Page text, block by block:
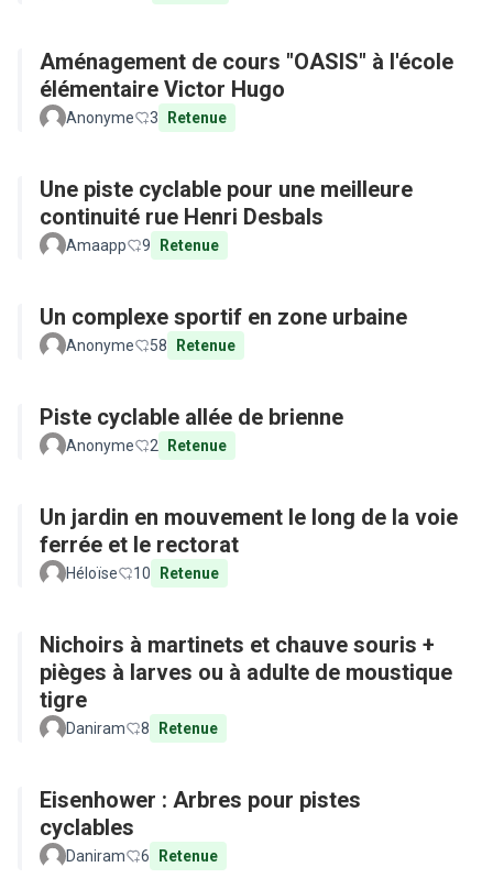
Aménagement de cours "OASIS" à l'école
élémentaire Victor Hugo
Anonyme 3 Retenue
Une piste cyclable pour une meilleure
continuité rue Henri Desbals
Amaapp 9 Retenue
Un complexe sportif en zone urbaine
Anonyme 58 Retenue
Piste cyclable allée de brienne
Anonyme 2 Retenue
Un jardin en mouvement le long de la voie
ferrée et le rectorat
Héloïse 10 Retenue
Nichoirs à martinets et chauve souris +
pièges à larves ou à adulte de moustique
tigre
Daniram 8 Retenue
Eisenhower : Arbres pour pistes
cyclables
Daniram 6 Retenue